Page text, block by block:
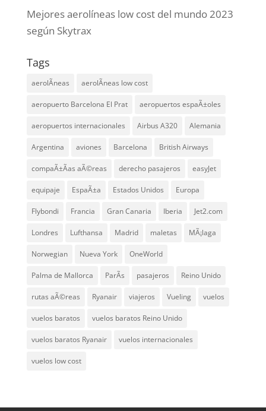
Mejores aerolíneas low cost del mundo 2023
según Skytrax
Tags
aerolÃ­neas aerolÃ­neas low cost
aeropuerto Barcelona El Prat aeropuertos espaÃ±oles
aeropuertos internacionales Airbus A320 Alemania
Argentina aviones Barcelona British Airways
compaÃ±Ã­as aÃ©reas derecho pasajeros easyJet
equipaje EspaÃ±a Estados Unidos Europa
Flybondi Francia Gran Canaria Iberia Jet2.com
Londres Lufthansa Madrid maletas MÃ¡laga
Norwegian Nueva York OneWorld
Palma de Mallorca ParÃ­s pasajeros Reino Unido
rutas aÃ©reas Ryanair viajeros Vueling vuelos
vuelos baratos vuelos baratos Reino Unido
vuelos baratos Ryanair vuelos internacionales
vuelos low cost